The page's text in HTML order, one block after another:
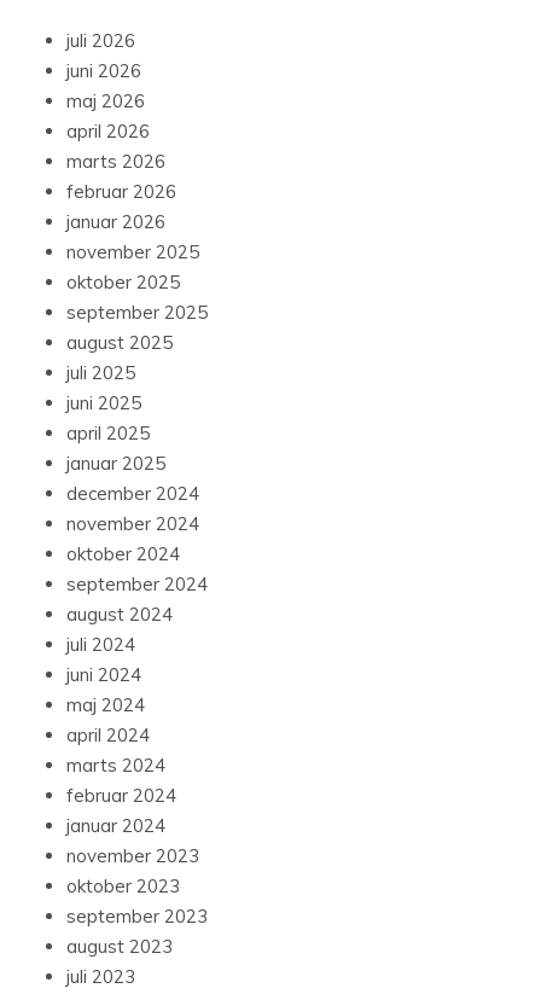
juli 2026
juni 2026
maj 2026
april 2026
marts 2026
februar 2026
januar 2026
november 2025
oktober 2025
september 2025
august 2025
juli 2025
juni 2025
april 2025
januar 2025
december 2024
november 2024
oktober 2024
september 2024
august 2024
juli 2024
juni 2024
maj 2024
april 2024
marts 2024
februar 2024
januar 2024
november 2023
oktober 2023
september 2023
august 2023
juli 2023